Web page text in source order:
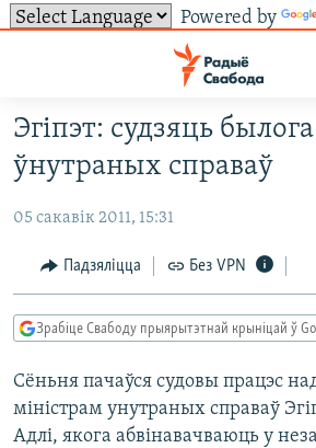
Powered by
ўнівэрсальнага
доступу
Перайсьці
да
галоўнага
Перайсьці
да
галоўнай
навігацыі
Перайсьці
да
пошуку
УСЕ НАВІНЫ
ВІДЭА І ФОТА
ЛЮДЗІ
ЭКАНОМІКА
ВАЙНА
БЕЛАРУСЫ НА ВАЙНЕ
ТОЛЬКІ НА СВАБОДЗЕ
ТЭСТЫ
БЛОГІ
ПАДКАСТЫ
КНІГІ
АЎДЫЁКНІГІ
СУВЯЗЬ
АБЫСЬЦІ БЛЯКАВАНЬНЕ
ПАДПІСАЦЦА
ПАДКАСТЫ
FACEBOOK
TWITTER
САЧЫЦЕ ЗА АБНАЎЛЕНЬНЯМІ
Эгіпэт: судзяць
ўнутраных справаў
05 сакавік 2011, 15:31
Падзяліцца Без VPN
Зрабіце Свабоду прыярытэтнай крыніцай ў
Сёньня пачаўся судовы працэс
міністрам унутраных справаў
Адлі, якога абвінавачваюць у